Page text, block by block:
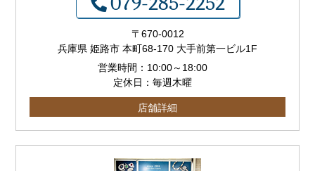
〒 670-0012
兵庫県 姫路市 本町68-170 大手前第一ビル1F
営業時間： 10:00～ 18:00
定休日：毎週木曜
店舗詳細